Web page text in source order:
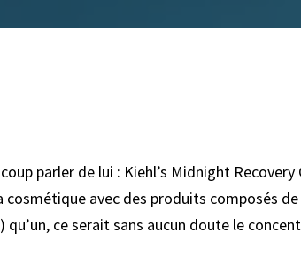
parler de lui : Kiehl’s Midnight
cosmétique avec des produits composés
ce serait sans aucun doute le